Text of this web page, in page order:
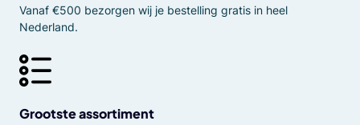
Vanaf €500 bezorgen wij je bestelling gratis in heel
Nederland.
Grootste assortiment